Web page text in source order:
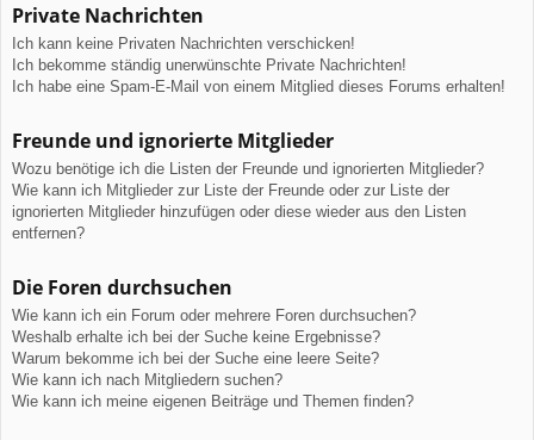
Private Nachrichten
Ich kann keine Privaten Nachrichten verschicken!
Ich bekomme ständig unerwünschte Private Nachrichten!
Ich habe eine Spam-E-Mail von einem Mitglied dieses Forums erhalten!
Freunde und ignorierte Mitglieder
Wozu benötige ich die Listen der Freunde und ignorierten Mitglieder?
Wie kann ich Mitglieder zur Liste der Freunde oder zur Liste der
ignorierten Mitglieder hinzufügen oder diese wieder aus den Listen
entfernen?
Die Foren durchsuchen
Wie kann ich ein Forum oder mehrere Foren durchsuchen?
Weshalb erhalte ich bei der Suche keine Ergebnisse?
Warum bekomme ich bei der Suche eine leere Seite?
Wie kann ich nach Mitgliedern suchen?
Wie kann ich meine eigenen Beiträge und Themen finden?